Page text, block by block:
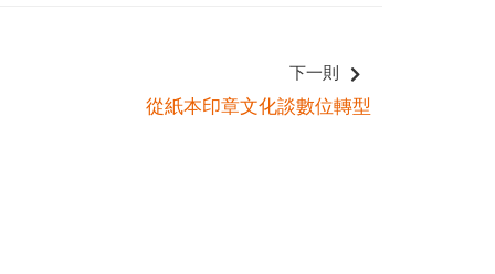
下一則
從紙本印章文化談數位轉型